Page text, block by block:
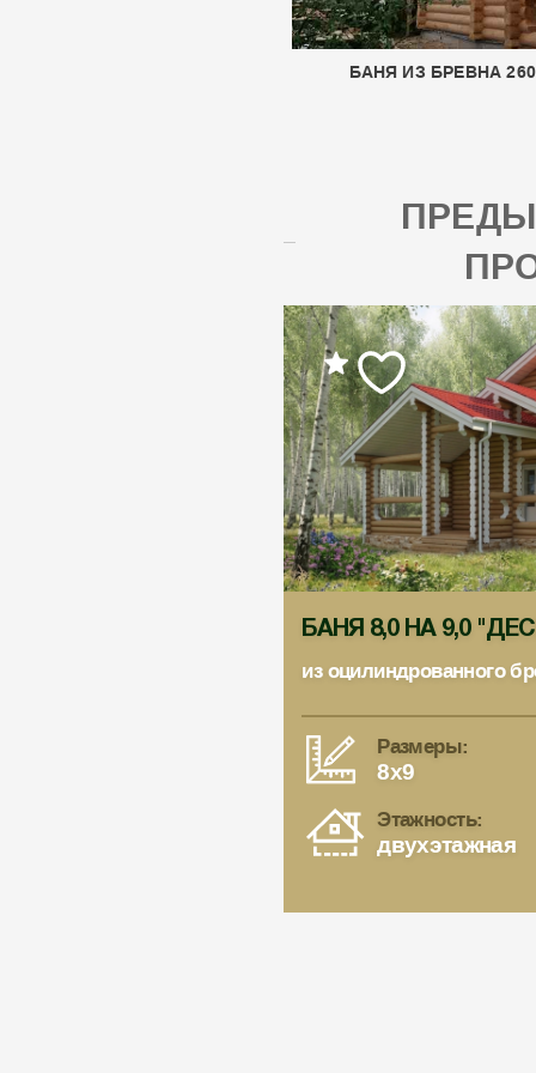
БАНЯ ИЗ БРЕВНА
БАНЯ 8,0 НА 9,0
из оцилиндрованного
Размеры:
8x9
Этажность:
двухэтажная